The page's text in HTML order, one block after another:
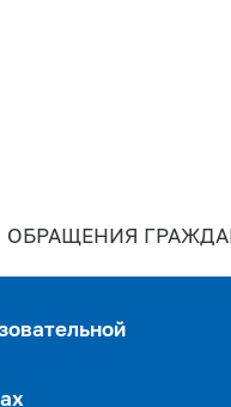
ОБРАЩЕНИЯ